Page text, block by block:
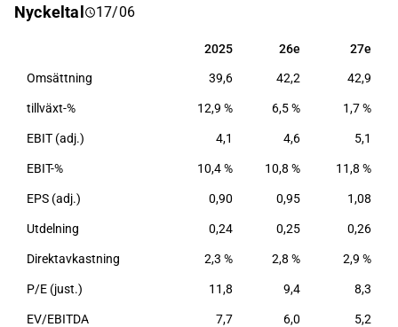
ekonomistyrning. Dessutom gör bolaget egen
Koncernen grundades 1957.
Nyckeltal 17/06
2025 26e 27e
2025 26e 27e
Omsättning 39,6 42,2 42,9
tillväxt-% 12,9 % 6,5 % 1,7 %
EBIT (adj.) 4,1 4,6 5,1
EBIT-% 10,4 % 10,8 % 11,8 %
EPS (adj.) 0,90 0,95 1,08
Utdelning 0,24 0,25 0,26
Direktavkastning 2,3 % 2,8 % 2,9 %
P/E (just.) 11,8 9,4 8,3
EV/EBITDA 7,7 6,0 5,2